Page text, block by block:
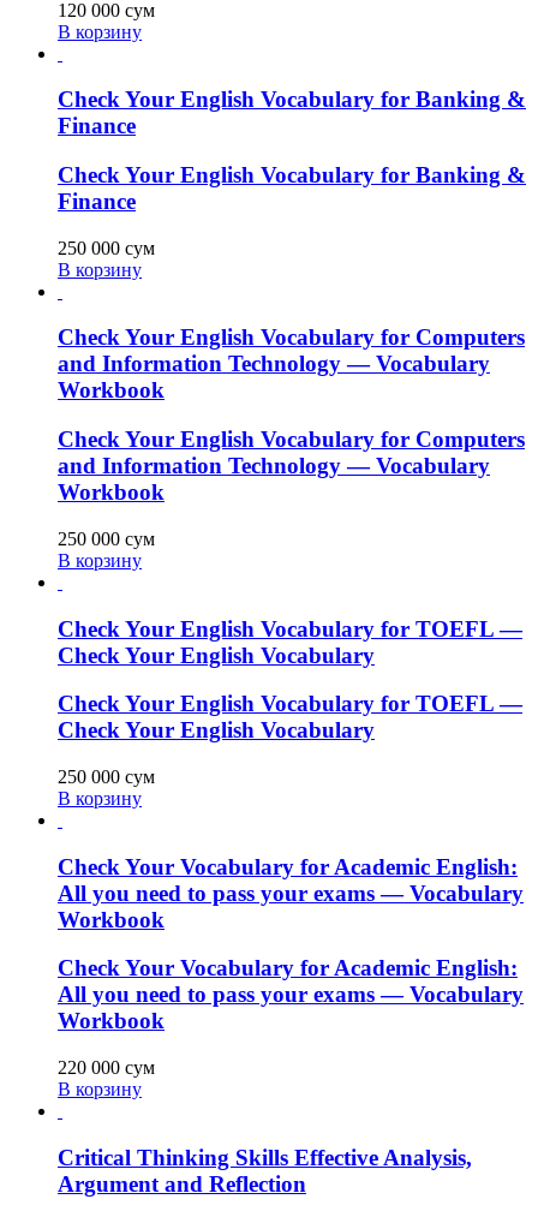
120 000 сум
В корзину
Check Your English Vocabulary for Banking &
Finance
Check Your English Vocabulary for Banking &
Finance
250 000 сум
В корзину
Check Your English Vocabulary for Computers
and Information Technology — Vocabulary
Workbook
Check Your English Vocabulary for Computers
and Information Technology — Vocabulary
Workbook
250 000 сум
В корзину
Check Your English Vocabulary for TOEFL —
Check Your English Vocabulary
Check Your English Vocabulary for TOEFL —
Check Your English Vocabulary
250 000 сум
В корзину
Check Your Vocabulary for Academic English:
All you need to pass your exams — Vocabulary
Workbook
Check Your Vocabulary for Academic English:
All you need to pass your exams — Vocabulary
Workbook
220 000 сум
В корзину
Critical Thinking Skills Effective Analysis,
Argument and Reflection